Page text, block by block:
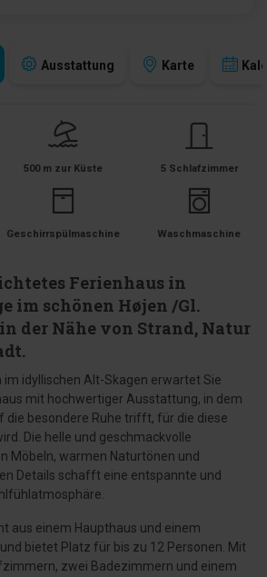
Ausstattung Karte
500 m zur Küste 5 Schlafzimmer
Geschirrspülmaschine Waschmaschine
Ferienhaus in
im schönen Højen /Gl.
der Nähe von Strand, Natur
im idyllischen Alt-Skagen erwartet Sie
mit hochwertiger Ausstattung, in dem
die besondere Ruhe trifft, für die diese
Die helle und geschmackvolle
Möbeln, warmen Naturtönen und
Details schafft eine entspannte und
aus einem Haupthaus und einem
bietet Platz für bis zu 12 Personen. Mit
zwei Badezimmern und einem